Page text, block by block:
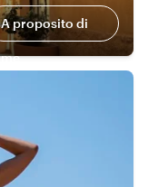
A proposito di
me